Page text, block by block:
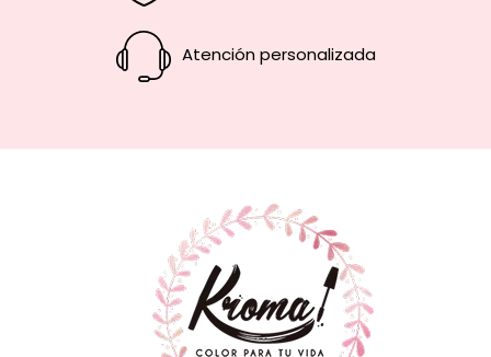
Atención personalizada